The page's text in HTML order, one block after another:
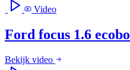
Video
Ford focus 1.6
Bekijk video